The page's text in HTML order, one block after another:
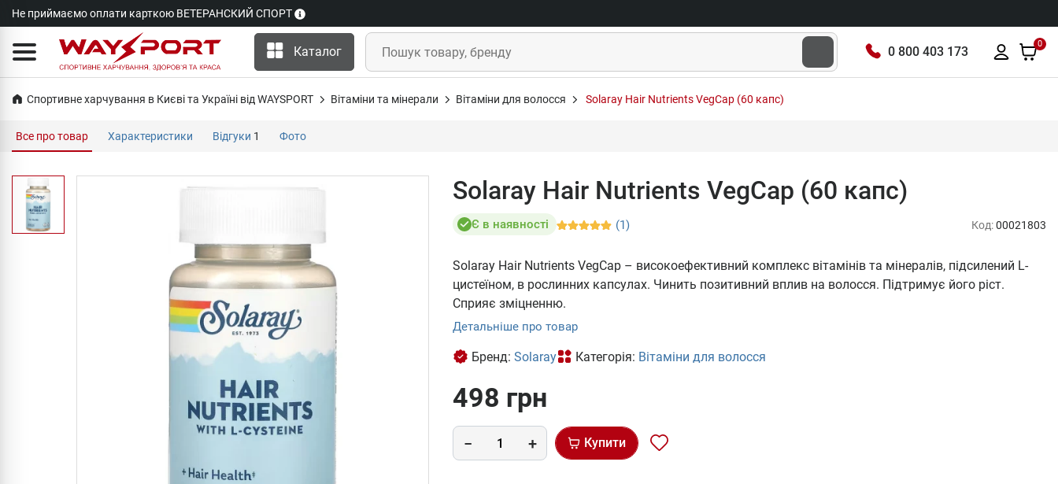
Не приймаємо оплати карткою ВЕТЕРАНСКИЙ СПОРТ
Каталог 0 800 403 173
0
Спортивне харчування в Києві та Україні від WAYSPORT Вітаміни та мінерали Вітаміни для волосся Solaray Hair Nutrients VegCap (60 капс)
Все про товар Характеристики Відгуки 1 Фото
Solaray Hair Nutrients VegCap (60 капс)
Є в наявності (1) Код:00021803
Solaray Hair Nutrients VegCap – високоефективний комплекс вітамінів та мінералів, підсилений L-
цистеїном, в рослинних капсулах. Чинить позитивний вплив на волосся. Підтримує його ріст.
Сприяє зміцненню.
Детальніше про товар
Бренд: Solaray Категорія: Вітаміни для волосся
498 грн
Купити